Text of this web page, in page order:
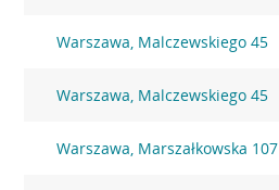
Warszawa, Malczewskiego 45
Warszawa, Malczewskiego 45
Warszawa, Marszałkowska 107